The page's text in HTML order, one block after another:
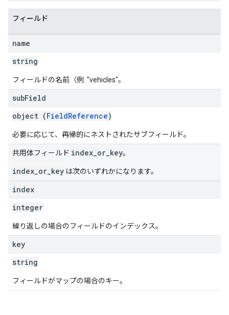
フィールド
name
string
フィールドの名前（例: "vehicles"。
subField
object (FieldReference)
必要に応じて、再帰的にネストされたサブフィールド。
共用体フィールド index_or_key。
index_or_key は次のいずれかになります。
index
integer
繰り返しの場合のフィールドのインデックス。
key
string
フィールドがマップの場合のキー。